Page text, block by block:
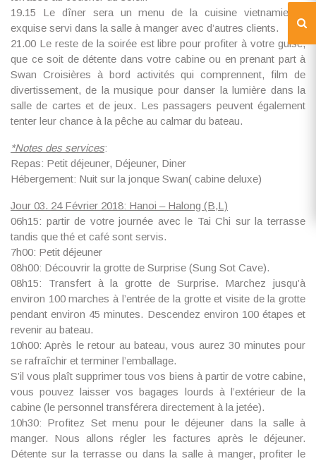
19.15 Le dîner sera un menu de la cuisine vietnamienne
exquise servi dans la salle à manger avec d’autres clients.
21.00 Le reste de la soirée est libre pour profiter à votre guise,
que ce soit de détente dans votre cabine ou en prenant part à
Swan Croisières à bord activités qui comprennent, film de
divertissement, de la musique pour danser la lumière dans la
salle de cartes et de jeux. Les passagers peuvent également
tenter leur chance à la pêche au calmar du bateau.
*Notes des services:
Repas: Petit déjeuner, Déjeuner, Diner
Hébergement: Nuit sur la jonque Swan( cabine deluxe)
Jour 03. 24 Février 2018: Hanoi – Halong (B,L)
06h15: partir de votre journée avec le Tai Chi sur la terrasse
tandis que thé et café sont servis.
7h00: Petit déjeuner
08h00: Découvrir la grotte de Surprise (Sung Sot Cave).
08h15: Transfert à la grotte de Surprise. Marchez jusqu’à
environ 100 marches à l’entrée de la grotte et visite de la grotte
pendant environ 45 minutes. Descendez environ 100 étapes et
revenir au bateau.
10h00: Après le retour au bateau, vous aurez 30 minutes pour
se rafraîchir et terminer l’emballage.
S’il vous plaît supprimer tous vos biens à partir de votre cabine,
vous pouvez laisser vos bagages lourds à l’extérieur de la
cabine (le personnel transférera directement à la jetée).
10h30: Profitez Set menu pour le déjeuner dans la salle à
manger. Nous allons régler les factures après le déjeuner.
Détente sur la terrasse ou dans la salle à manger, profiter le